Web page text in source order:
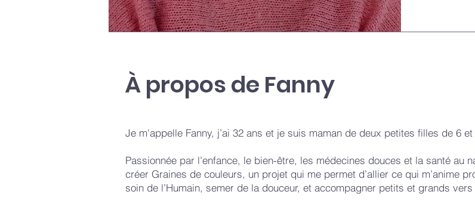
À propos de Fanny
Je m'appelle Fanny, j’ai 32 ans et je suis maman de deux petites filles de 6 et
Passionnée par l’enfance, le bien-être, les médecines douces et la santé au
créer Graines de couleurs, un projet qui me permet d’allier ce qui m’anime
soin de l’Humain, semer de la douceur, et accompagner petits et grands